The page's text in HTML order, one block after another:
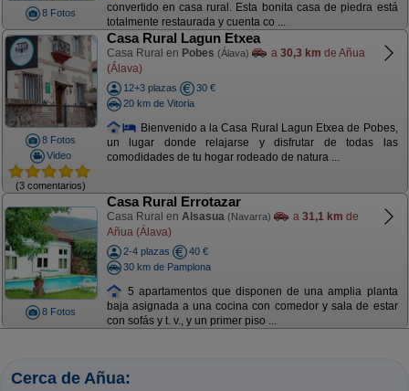
8 Fotos
convertido en casa rural. Esta bonita casa de piedra está
totalmente restaurada y cuenta co ...
8 Fotos
Video
(3 comentarios)
Casa Rural Lagun Etxea
Casa Rural en Pobes (Álava) a 30,3 km de Añua
(Álava)
12+3 plazas
30 €
20 km de Vitoria
Bienvenido a la Casa Rural Lagun Etxea de Pobes,
un lugar donde relajarse y disfrutar de todas las
comodidades de tu hogar rodeado de natura ...
8 Fotos
Casa Rural Errotazar
Casa Rural en Alsasua (Navarra) a 31,1 km de
Añua (Álava)
2-4 plazas
40 €
30 km de Pamplona
5 apartamentos que disponen de una amplia planta
baja asignada a una cocina con comedor y sala de estar
con sofás y t. v., y un primer piso ...
Cerca de Añua: